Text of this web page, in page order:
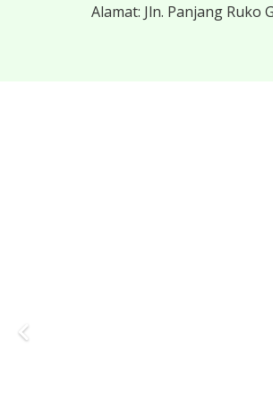
Alamat: Jln. Panjang Ruko